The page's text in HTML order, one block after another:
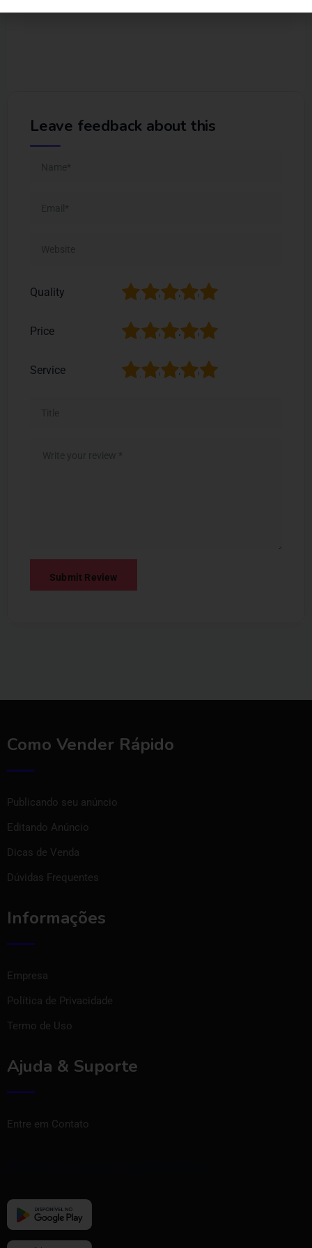
Leave feedback about this
Quality 5
4
3
2
Price 5
4
3
2
Service 5
4
3
2
Como Vender Rápido
Publicando seu anúncio
Editando Anúncio
Dicas de Venda
Dúvidas Frequentes
Informações
Empresa
Política de Privacidade
Termo de Uso
Ajuda & Suporte
Entre em Contato